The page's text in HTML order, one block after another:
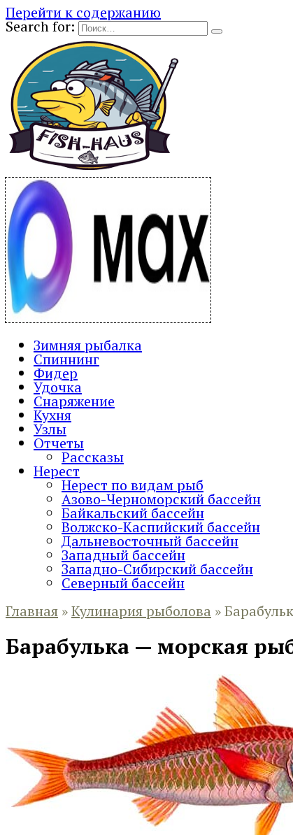
Перейти к содержанию
Search for:
Зимняя рыбалка
Спиннинг
Фидер
Удочка
Снаряжение
Кухня
Узлы
Отчеты
Рассказы
Нерест
Нерест по видам рыб
Азово-Черноморский бассейн
Байкальский бассейн
Волжско-Каспийский бассейн
Дальневосточный бассейн
Западный бассейн
Западно-Сибирский бассейн
Северный бассейн
Главная »Кулинария рыболова »
Барабулька — морская